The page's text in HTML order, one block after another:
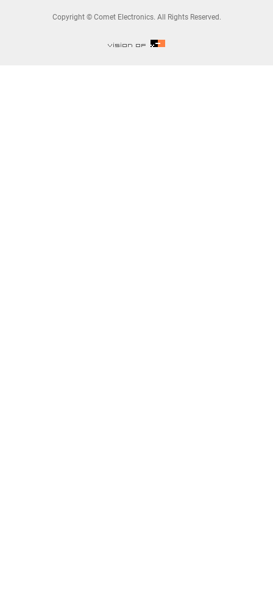
Copyright © Comet Electronics. All Rights Reserved.